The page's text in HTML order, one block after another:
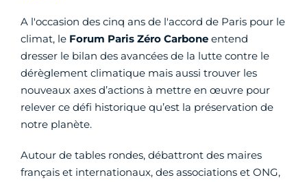
A l'occasion des cinq ans de l'accord de Paris pour le
climat, le Forum Paris Zéro Carbone entend
dresser le bilan des avancées de la lutte contre le
dérèglement climatique mais aussi trouver les
nouveaux axes d’actions à mettre en œuvre pour
relever ce défi historique qu’est la préservation de
notre planète.
Autour de tables rondes, débattront des maires
français et internationaux, des associations et ONG,